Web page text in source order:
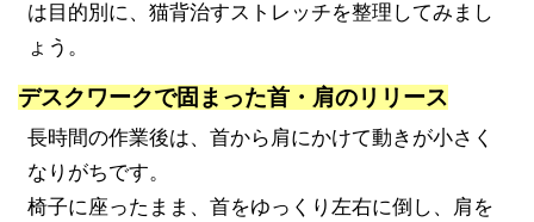
は目的別に、猫背治すストレッチを整理してみまし
ょう。
デスクワークで固まった首・肩のリリース
長時間の作業後は、首から肩にかけて動きが小さく
なりがちです。
椅子に座ったまま、首をゆっくり左右に倒し、肩を